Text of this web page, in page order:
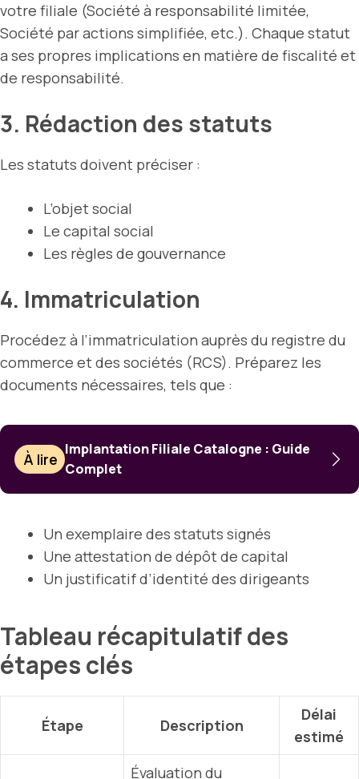
votre filiale (Société à responsabilité limitée,
Société par actions simplifiée, etc.). Chaque statut
a ses propres implications en matière de fiscalité et
de responsabilité.
3. Rédaction des statuts
Les statuts doivent préciser :
L’objet social
Le capital social
Les règles de gouvernance
4. Immatriculation
Procédez à l’immatriculation auprès du registre du
commerce et des sociétés (RCS). Préparez les
documents nécessaires, tels que :
À lire
Implantation Filiale Catalogne : Guide
Complet
Un exemplaire des statuts signés
Une attestation de dépôt de capital
Un justificatif d’identité des dirigeants
Tableau récapitulatif des
étapes clés
Étape Description
Délai
estimé
Évaluation du